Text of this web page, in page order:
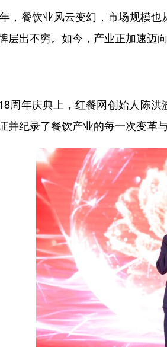
餐饮业风云变幻，市场规模也
层出不穷。如今，产业正加速迈
年庆典上，红餐网创始人陈洪
并纪录了餐饮产业的每一次变革